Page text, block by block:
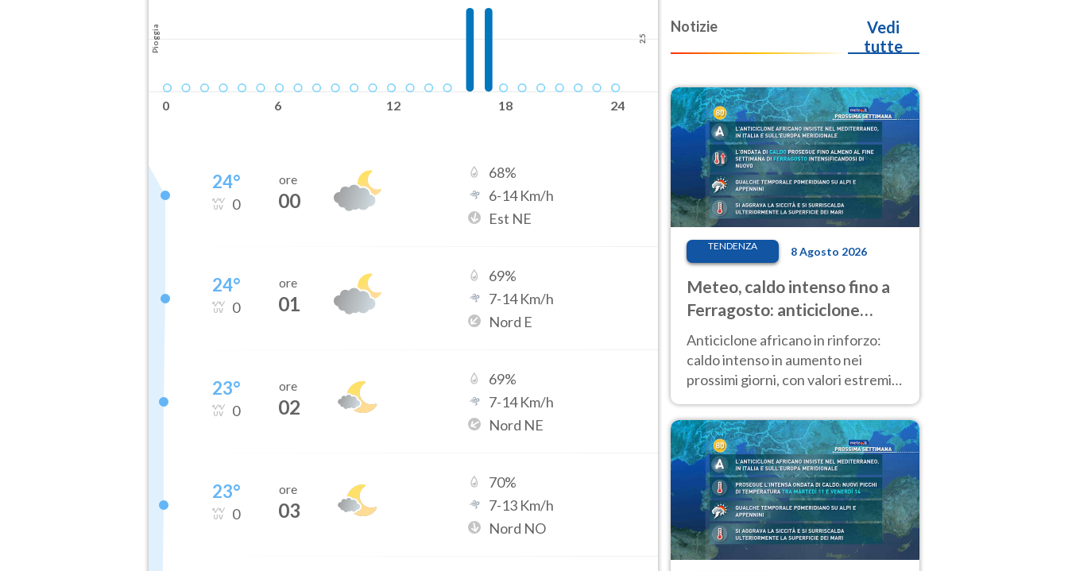
2.5
Pioggia
0 6 12 18 24
24°
0
ore
00
68%
6-14Km/h
Est NE
24°
0
ore
01
69%
7-14Km/h
Nord E
23°
0
ore
02
69%
7-14Km/h
Nord NE
23°
0
ore
03
70%
7-13 Km/h
Nord NO
Notizie
Vedi
tutte
TENDENZA 8 Agosto 2026
Meteo, caldo intenso fino a
Ferragosto: anticiclone
africano ancora
protagonista
Anticiclone africano in rinforzo:
caldo intenso in aumento nei
prossimi giorni, con valori estremi
d’Italia